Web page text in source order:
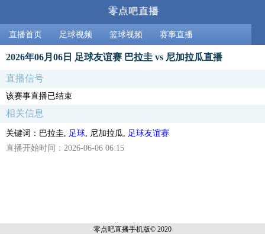
直播首页 足球视频 篮球视频 赛事直播
2026年06月06日 足球友谊赛 巴拉圭 vs 尼加拉瓜直播
直播信号
该赛事直播已结束
相关信息
关键词：巴拉圭, 足球 , 尼加拉瓜,
足球友谊赛
直播开始时间：2026-06-06 06:15
零点吧直播手机版© 2020